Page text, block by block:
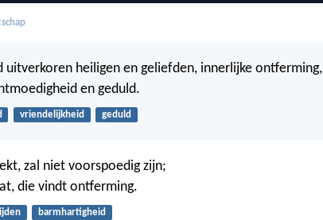
uitverkoren heiligen en geliefden, innerlijke ontferming,
en geduld.
vriendelijkheid geduld
zal niet voorspoedig zijn;
die vindt ontferming.
barmhartigheid